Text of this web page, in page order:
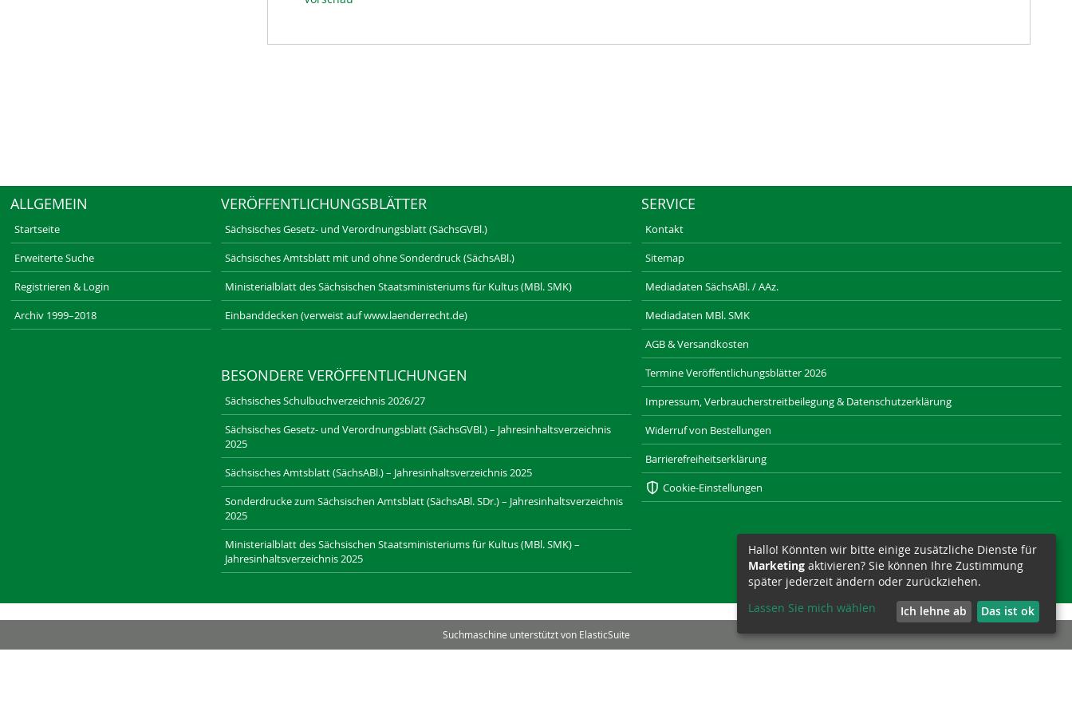
ALLGEMEIN
Startseite
Erweiterte Suche
Registrieren & Login
Archiv 1999–2018
VERÖFFENTLICHUNGSBLÄTTER
Sächsisches Gesetz- und Verordnungsblatt (SächsGVBl.)
Sächsisches Amtsblatt mit und ohne Sonderdruck (SächsABl.)
Ministerialblatt des Sächsischen Staatsministeriums für Kultus (MBl. SMK)
Einbanddecken (verweist auf www.laenderrecht.de)
BESONDERE VERÖFFENTLICHUNGEN
Sächsisches Schulbuchverzeichnis 2026/27
Sächsisches Gesetz- und Verordnungsblatt (SächsGVBl.) – Jahresinhaltsverzeichnis
2025
Sächsisches Amtsblatt (SächsABl.) – Jahresinhaltsverzeichnis 2025
Sonderdrucke zum Sächsischen Amtsblatt (SächsABl. SDr.) – Jahresinhaltsverzeichnis
2025
Ministerialblatt des Sächsischen Staatsministeriums für Kultus (MBl. SMK) –
Jahresinhaltsverzeichnis 2025
SERVICE
Kontakt
Sitemap
Mediadaten SächsABl. / AAz.
Mediadaten MBl. SMK
AGB & Versandkosten
Termine Veröffentlichungsblätter 2026
Impressum, Verbraucherstreitbeilegung & Datenschutzerklärung
Widerruf von Bestellungen
Barrierefreiheitserklärung
Cookie-Einstellungen
SAXONIA-WERBEAGENTUR.DE SIZET.DE
Suchmaschine unterstützt von ElasticSuite
Hallo! Könnten wir bitte einige zusätzliche Dienste für
Marketing aktivieren? Sie können Ihre Zustimmung
später jederzeit ändern oder zurückziehen.
Lassen Sie mich wählen
Ich lehne ab Das ist ok